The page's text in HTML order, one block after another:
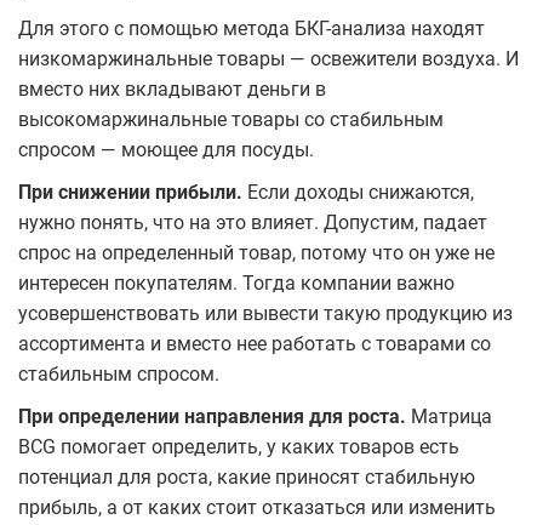
Для этого с помощью метода БКГ-анализа находят
низкомаржинальные товары — освежители воздуха. И
вместо них вкладывают деньги в
высокомаржинальные товары со стабильным
спросом — моющее для посуды.
При снижении прибыли. Если доходы снижаются,
нужно понять, что на это влияет. Допустим, падает
спрос на определенный товар, потому что он уже не
интересен покупателям. Тогда компании важно
усовершенствовать или вывести такую продукцию из
ассортимента и вместо нее работать с товарами со
стабильным спросом.
При определении направления для роста. Матрица
BCG помогает определить, у каких товаров есть
потенциал для роста, какие приносят стабильную
прибыль, а от каких стоит отказаться или изменить